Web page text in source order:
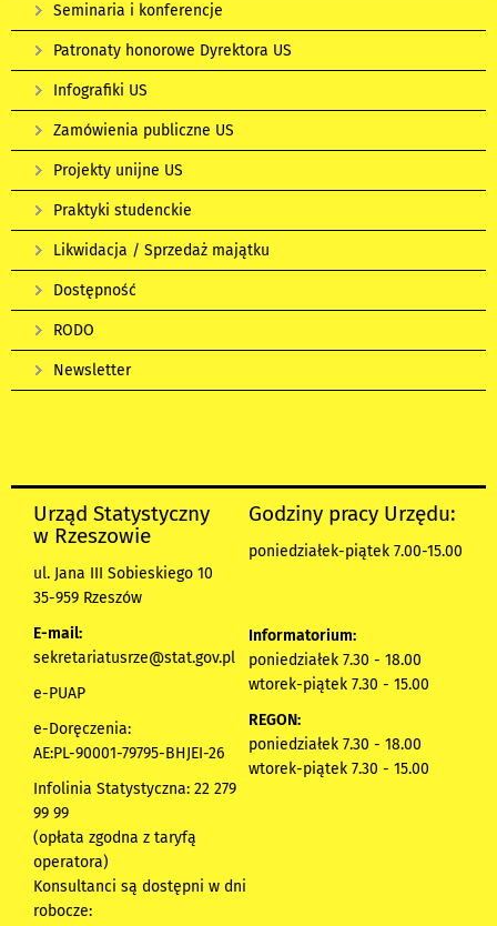
Seminaria i konferencje
Patronaty honorowe Dyrektora US
Infografiki US
Zamówienia publiczne US
Projekty unijne US
Praktyki studenckie
Likwidacja / Sprzedaż majątku
Dostępność
RODO
Newsletter
Urząd Statystyczny
w Rzeszowie
ul. Jana III Sobieskiego 10
35-959 Rzeszów
E-mail:
sekretariatusrze@stat.gov.pl
e-PUAP
e-Doręczenia:
AE:PL-90001-79795-BHJEI-26
Infolinia Statystyczna: 22 279
99 99
(opłata zgodna z taryfą
operatora)
Konsultanci są dostępni w dni
robocze:
Godziny pracy Urzędu:
poniedziałek-piątek 7.00-15.00
Informatorium:
poniedziałek 7.30 - 18.00
wtorek-piątek 7.30 - 15.00
REGON:
poniedziałek 7.30 - 18.00
wtorek-piątek 7.30 - 15.00